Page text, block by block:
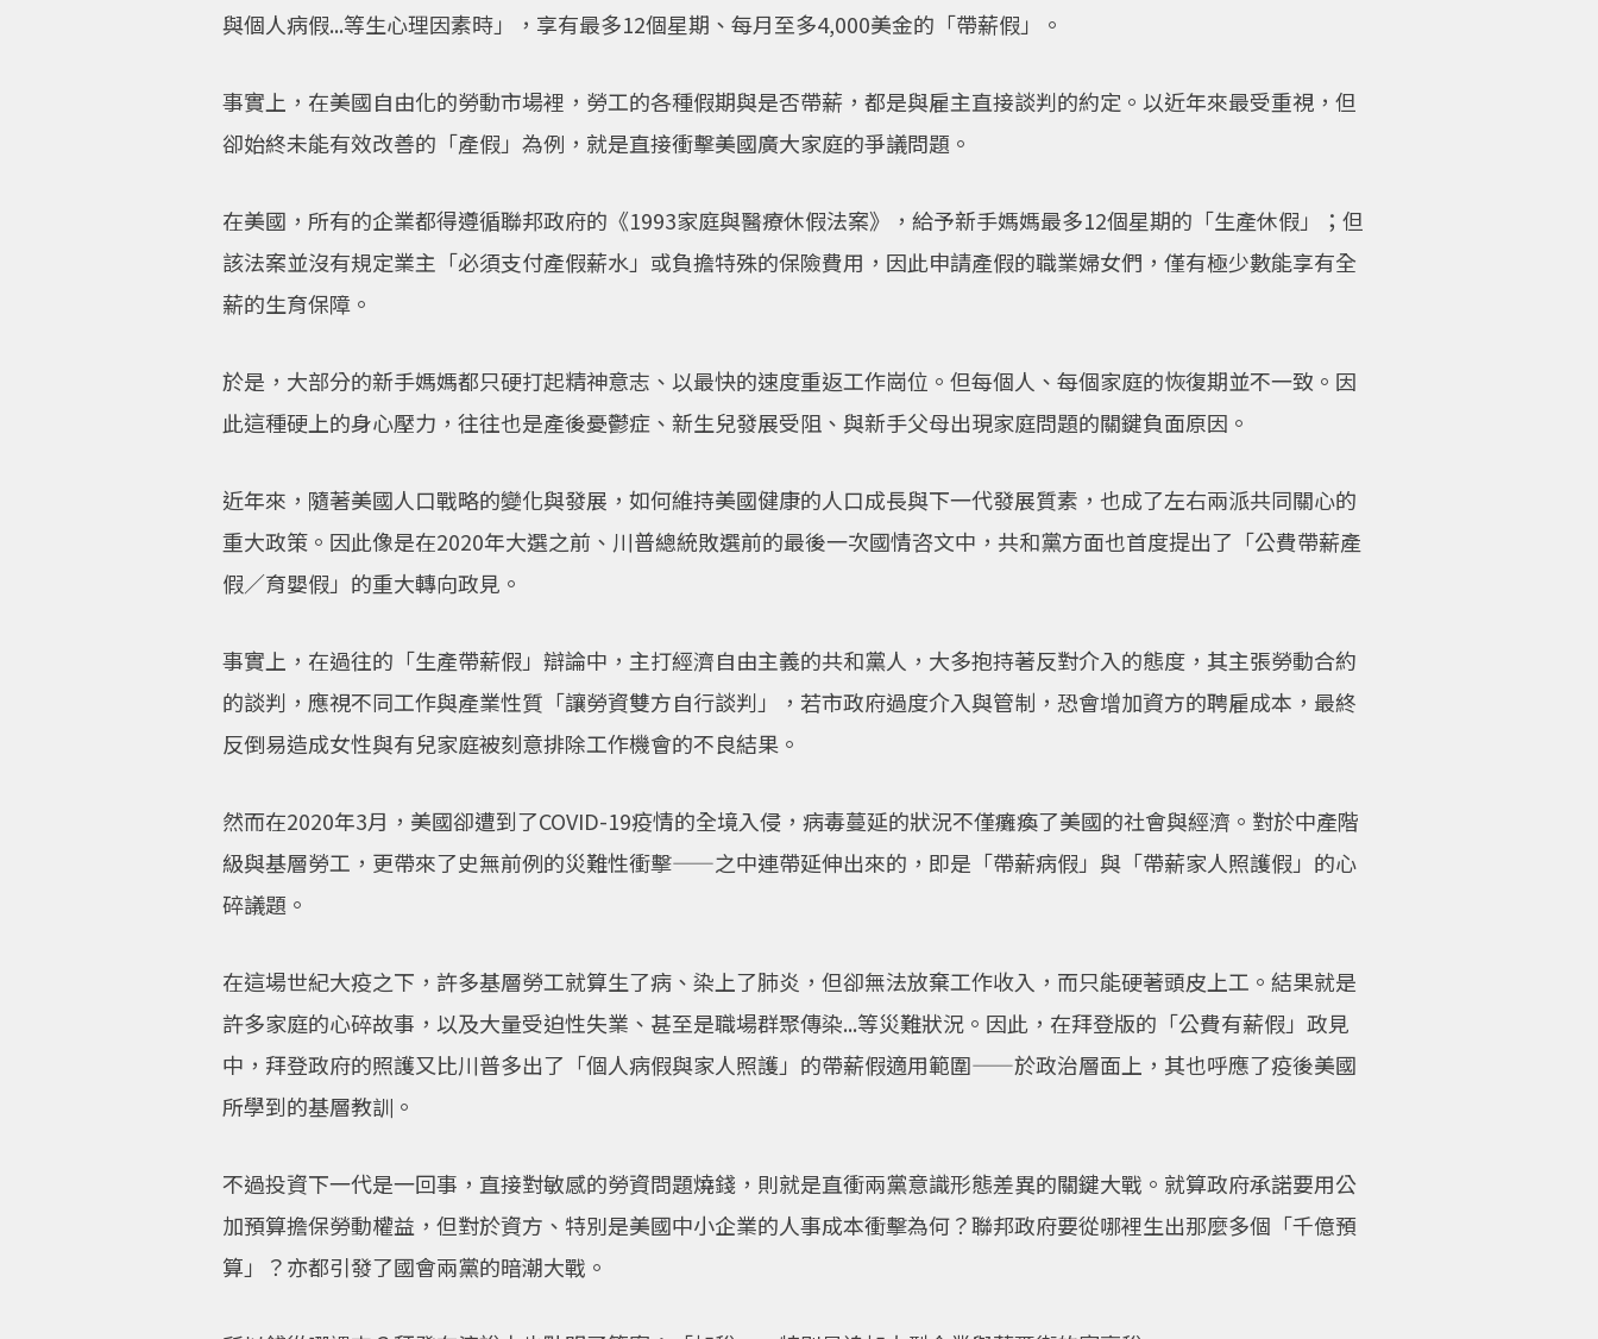
與個人病假...等生心理因素時」，享有最多12個星期、每月至多4,000美金的「帶薪假」。
事實上，在美國自由化的勞動市場裡，勞工的各種假期與是否帶薪，都是與雇主直接談判的約定。以近年來最受重視，但
卻始終未能有效改善的「產假」為例，就是直接衝擊美國廣大家庭的爭議問題。
在美國，所有的企業都得遵循聯邦政府的《1993家庭與醫療休假法案》，給予新手媽媽最多12個星期的「生產休假」；但
該法案並沒有規定業主「必須支付產假薪水」或負擔特殊的保險費用，因此申請產假的職業婦女們，僅有極少數能享有全
薪的生育保障。
於是，大部分的新手媽媽都只硬打起精神意志、以最快的速度重返工作崗位。但每個人、每個家庭的恢復期並不一致。因
此這種硬上的身心壓力，往往也是產後憂鬱症、新生兒發展受阻、與新手父母出現家庭問題的關鍵負面原因。
近年來，隨著美國人口戰略的變化與發展，如何維持美國健康的人口成長與下一代發展質素，也成了左右兩派共同關心的
重大政策。因此像是在2020年大選之前、川普總統敗選前的最後一次國情咨文中，共和黨方面也首度提出了「公費帶薪產
假／育嬰假」的重大轉向政見。
事實上，在過往的「生產帶薪假」辯論中，主打經濟自由主義的共和黨人，大多抱持著反對介入的態度，其主張勞動合約
的談判，應視不同工作與產業性質「讓勞資雙方自行談判」，若市政府過度介入與管制，恐會增加資方的聘雇成本，最終
反倒易造成女性與有兒家庭被刻意排除工作機會的不良結果。
然而在2020年3月，美國卻遭到了COVID-19疫情的全境入侵，病毒蔓延的狀況不僅癱瘓了美國的社會與經濟。對於中產階
級與基層勞工，更帶來了史無前例的災難性衝擊——之中連帶延伸出來的，即是「帶薪病假」與「帶薪家人照護假」的心
碎議題。
在這場世紀大疫之下，許多基層勞工就算生了病、染上了肺炎，但卻無法放棄工作收入，而只能硬著頭皮上工。結果就是
許多家庭的心碎故事，以及大量受迫性失業、甚至是職場群聚傳染...等災難狀況。因此，在拜登版的「公費有薪假」政見
中，拜登政府的照護又比川普多出了「個人病假與家人照護」的帶薪假適用範圍——於政治層面上，其也呼應了疫後美國
所學到的基層教訓。
不過投資下一代是一回事，直接對敏感的勞資問題燒錢，則就是直衝兩黨意識形態差異的關鍵大戰。就算政府承諾要用公
加預算擔保勞動權益，但對於資方、特別是美國中小企業的人事成本衝擊為何？聯邦政府要從哪裡生出那麼多個「千億預
算」？亦都引發了國會兩黨的暗潮大戰。